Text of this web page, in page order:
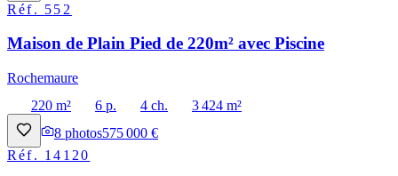
Réf. 552
Maison de Plain Pied de 220m² avec Piscine
Rochemaure
220 m²
6 p. 4 ch.
3 424 m²
8 photos575 000 €
Réf. 14120